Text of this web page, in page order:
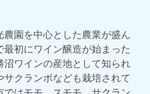
園を中心とした農業が盛ん
初にワイン醸造が始まった
ワインの産地として知られ
クランボなども栽培されて